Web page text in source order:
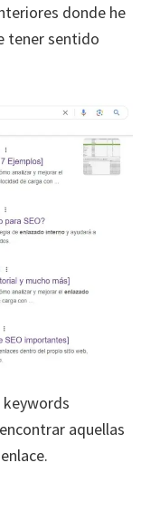
donde he
tener sentido
keywords
aquellas